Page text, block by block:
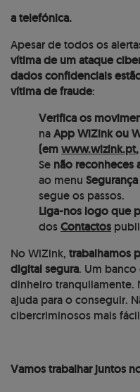
a telefónica.
Apesar de todos os
vítima de um ataque
dados confidenciais
vítima de fraude:
Verifica os
naApp WiZink ou
(emwww.wizink.pt
Se não reconheces
ao menu
segue os passos.
Liga-nos logo que
dosContactos
No WiZink, trabalhamos
digital segura. Um
dinheiro tranquilamente.
ajuda para o conseguir.
cibercriminosos mais
Vamos trabalhar juntos